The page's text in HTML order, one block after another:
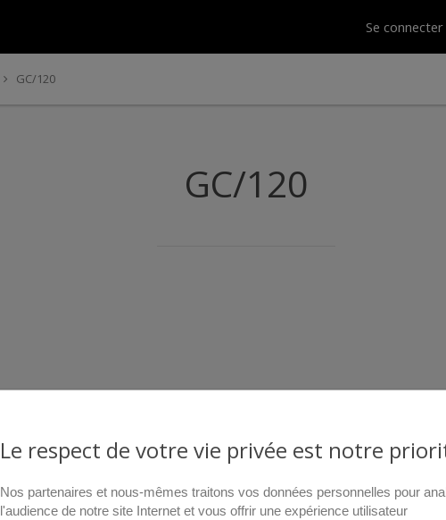
Se connecter
GC/120
GC/120
Le respect de votre vie privée est notre
Nos partenaires et nous-mêmes traitons vos données personnelles pour
l'audience de notre site Internet et vous offrir une expérience utilisateur